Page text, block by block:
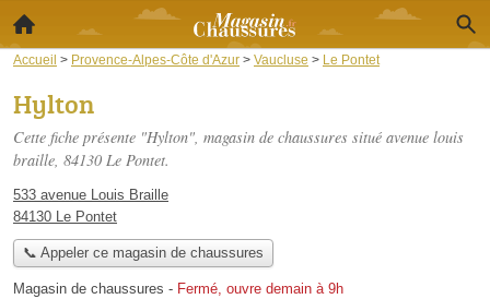
Accueil > Provence-Alpes-Côte d'Azur > Vaucluse > Le Pontet
Hylton
Cette fiche présente "Hylton", magasin de chaussures situé avenue louis
braille, 84130 Le Pontet.
533 avenue Louis Braille
84130 Le Pontet
📞 Appeler ce magasin de chaussures
Magasin de chaussures - Fermé, ouvre demain à 9h